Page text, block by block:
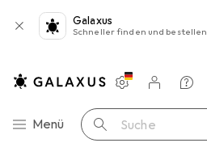
Galaxus
Schneller finden und bestellen
Navigation nach Kategorien
Menü Suche
Einstellungen
Kundenkonto
Vergleichslisten
Merklisten
Warenkorb